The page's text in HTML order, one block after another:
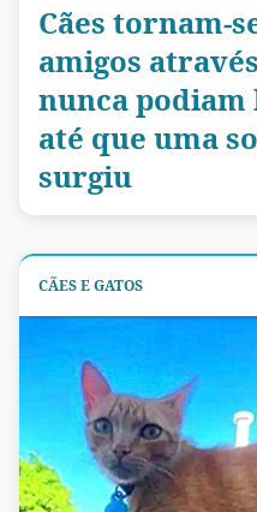
Cães tornam-
amigos
nunca
até que uma
surgiu
CÃES E GATOS